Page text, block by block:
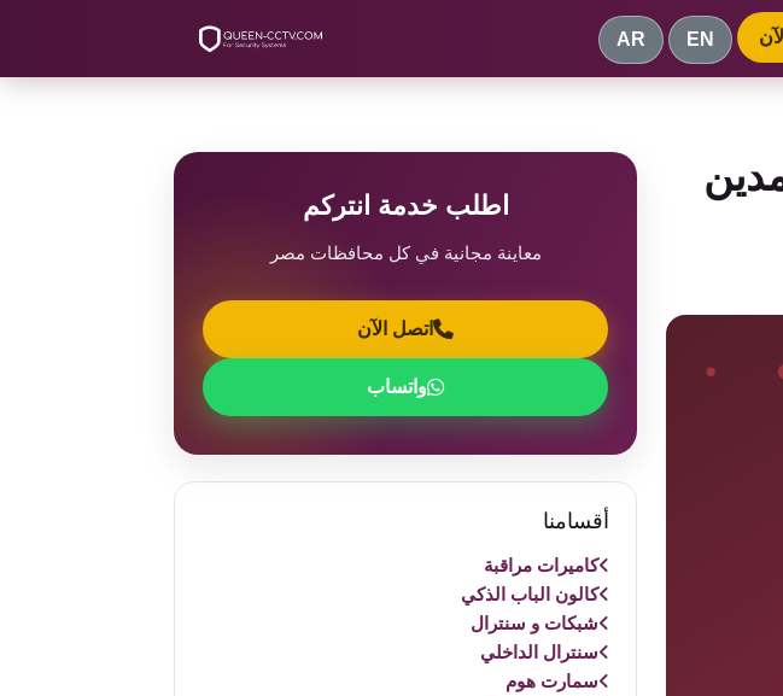
EN
AR
اطلب خدمة انتركم
معاينة مجانية في كل محافظات مصر
اتصل الآن
واتساب
أقسامنا
كاميرات مراقبة
كالون الباب الذكي
شبكات و سنترال
سنترال الداخلي
سمارت هوم